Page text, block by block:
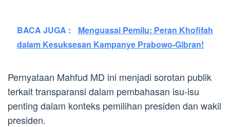
BACA JUGA :
Menguasai Pemilu: Peran Khofifah
dalam Kesuksesan Kampanye Prabowo-Gibran!
Pernyataan Mahfud MD ini menjadi sorotan publik
terkait transparansi dalam pembahasan isu-isu
penting dalam konteks pemilihan presiden dan wakil
presiden.